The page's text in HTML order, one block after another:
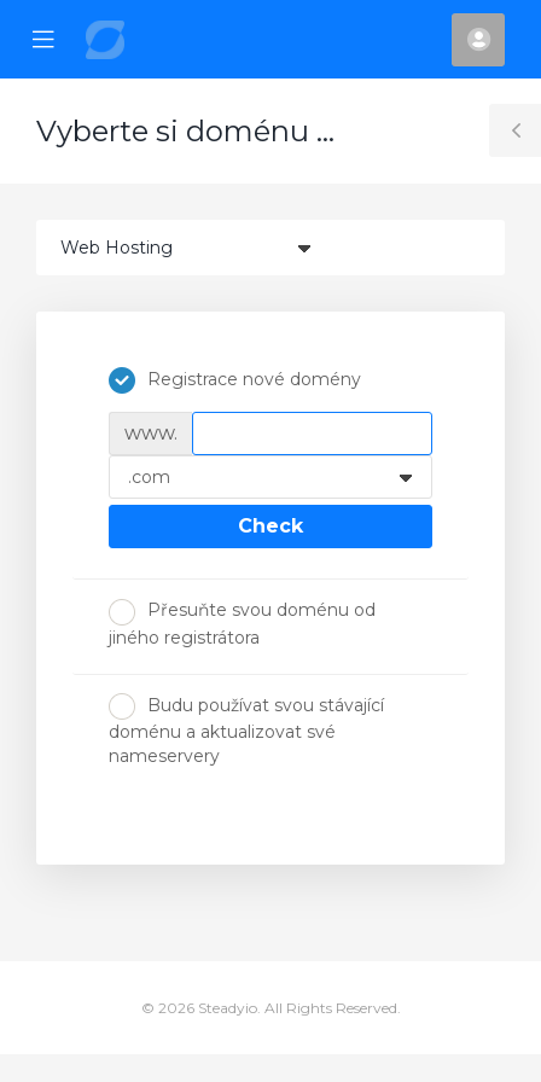
Mobile
Menu
Účet
Vyberte si doménu ...
Registrace nové domény
www.
Check
Přesuňte svou doménu od
jiného registrátora
Budu používat svou stávající
doménu a aktualizovat své
nameservery
© 2026 Steadyio. All Rights Reserved.